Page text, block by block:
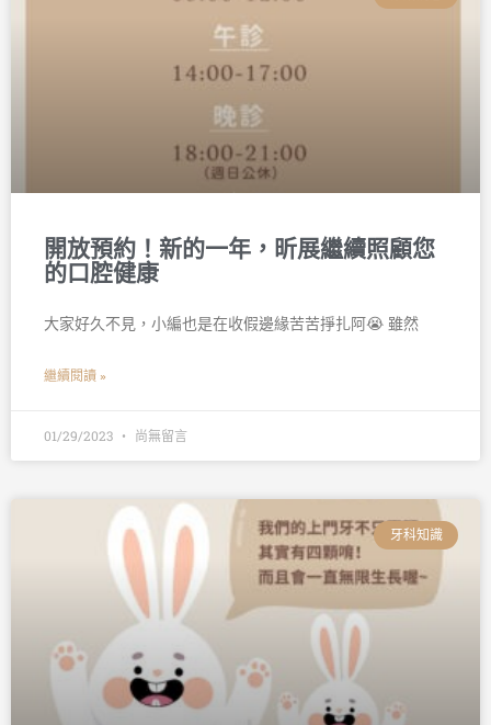
開放預約！新的一年，昕展繼續照顧您
的口腔健康
大家好久不見，小編也是在收假邊緣苦苦掙扎阿😭 雖然
繼續閱讀 »
01/29/2023 尚無留言
牙科知識